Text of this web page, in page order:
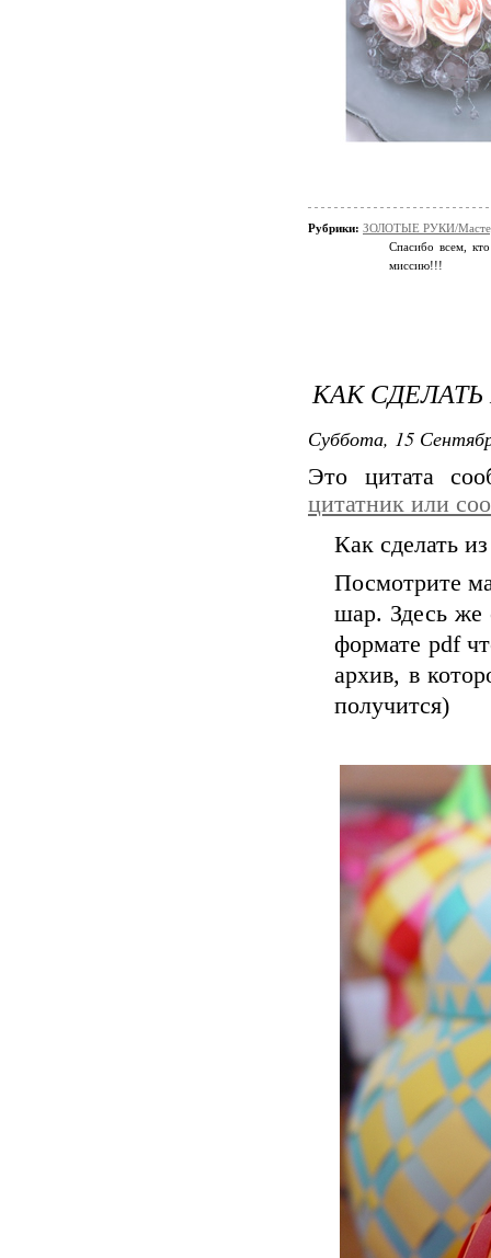
Рубрики: ЗОЛОТЫЕ РУКИ/
Спасибо всем,
миссию!!!
КАК
Суббота, 15
Это цитата
цитатник или
Как сделать
Посмотрите
шар. Здесь же
формате pdf
архив, в
получится)